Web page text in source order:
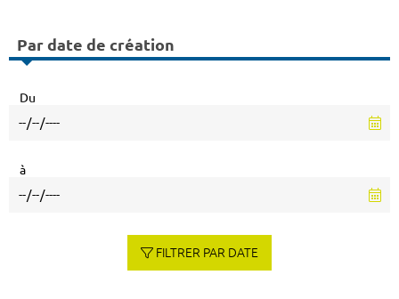
Par date de création
Du
à
FILTRER PAR DATE